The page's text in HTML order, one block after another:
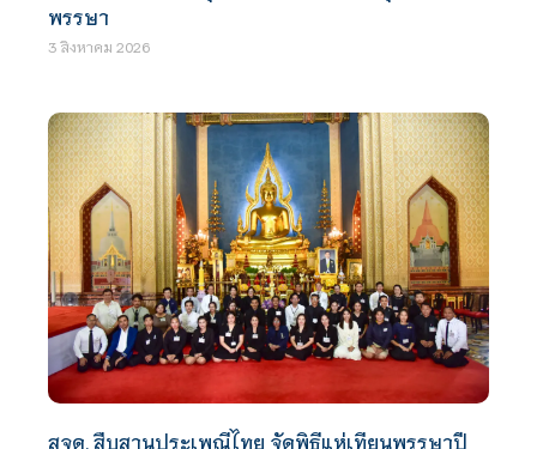
พรรษา
3 สิงหาคม 2026
สจด. สืบสานประเพณีไทย จัดพิธีแห่เทียนพรรษาปี